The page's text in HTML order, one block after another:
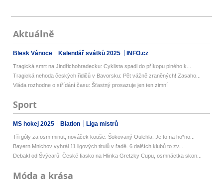
Aktuálně
Blesk Vánoce Kalendář svátků 2025 INFO.cz
Tragická smrt na Jindřichohradecku: Cyklista spadl do příkopu plného k...
Tragická nehoda českých řidičů v Bavorsku: Pět vážně zraněných! Zasaho...
Vláda rozhodne o střídání času: Šťastný prosazuje jen ten zimní
Sport
MS hokej 2025 Biatlon Liga mistrů
Tři góly za osm minut, nováček kouše. Šokovaný Oulehla: Je to na ho*no...
Bayern Mnichov vyhrál 11 ligových titulů v řadě. 6 dalších klubů to zv...
Debakl od Švýcarů! České fiasko na Hlinka Gretzky Cupu, osmnáctka skon...
Móda a krása